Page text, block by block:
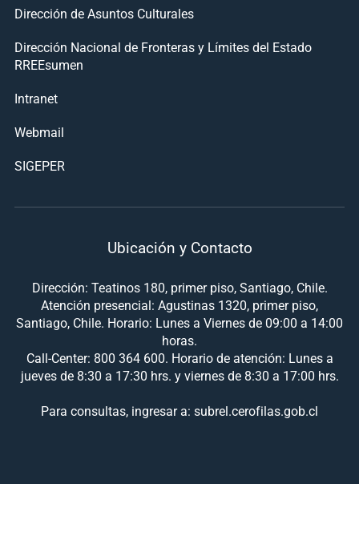
Dirección de Asuntos Culturales
Dirección Nacional de Fronteras y Límites del Estado
RREEsumen
Intranet
Webmail
SIGEPER
Ubicación y Contacto
Dirección: Teatinos 180, primer piso, Santiago, Chile.
Atención presencial: Agustinas 1320, primer piso,
Santiago, Chile. Horario: Lunes a Viernes de 09:00 a 14:00
horas.
Call-Center: 800 364 600. Horario de atención: Lunes a
jueves de 8:30 a 17:30 hrs. y viernes de 8:30 a 17:00 hrs.
Para consultas, ingresar a: subrel.cerofilas.gob.cl